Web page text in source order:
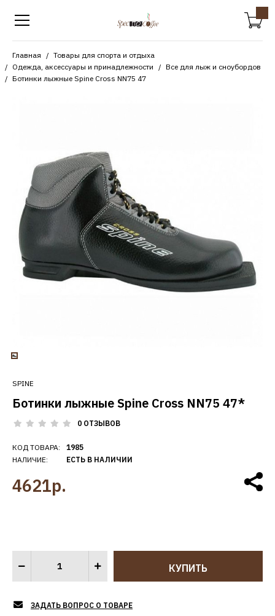
Главная
Товары для спорта и отдыха
Одежда, аксессуары и принадлежности
Все для лыж и сноубордов
Ботинки лыжные Spine Cross NN75 47
SPINE
Ботинки лыжные Spine Cross NN75 47*
0 ОТЗЫВОВ
КОД ТОВАРА:
НАЛИЧИЕ:
1985
ЕСТЬ В НАЛИЧИИ
4621р.
ЗАДАТЬ ВОПРОС О ТОВАРЕ